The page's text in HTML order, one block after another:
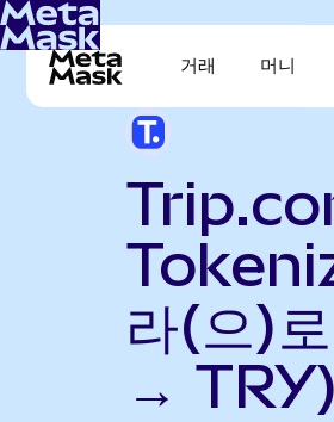
거래 머니
라(으)
→ TRY)